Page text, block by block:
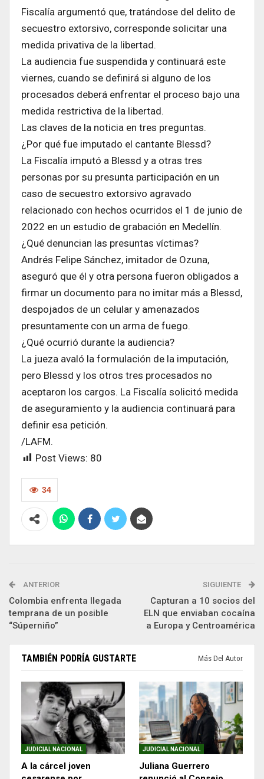
Fiscalía argumentó que, tratándose del delito de
secuestro extorsivo, corresponde solicitar una
medida privativa de la libertad.
La audiencia fue suspendida y continuará este
viernes, cuando se definirá si alguno de los
procesados deberá enfrentar el proceso bajo una
medida restrictiva de la libertad.
Las claves de la noticia en tres preguntas.
¿Por qué fue imputado el cantante Blessd?
La Fiscalía imputó a Blessd y a otras tres
personas por su presunta participación en un
caso de secuestro extorsivo agravado
relacionado con hechos ocurridos el 1 de junio de
2022 en un estudio de grabación en Medellín.
¿Qué denuncian las presuntas víctimas?
Andrés Felipe Sánchez, imitador de Ozuna,
aseguró que él y otra persona fueron obligados a
firmar un documento para no imitar más a Blessd,
despojados de un celular y amenazados
presuntamente con un arma de fuego.
¿Qué ocurrió durante la audiencia?
La jueza avaló la formulación de la imputación,
pero Blessd y los otros tres procesados no
aceptaron los cargos. La Fiscalía solicitó medida
de aseguramiento y la audiencia continuará para
definir esa petición.
/LAFM.
Post Views: 80
34
ANTERIOR
Colombia enfrenta llegada
temprana de un posible
“Súperniño”
SIGUIENTE
Capturan a 10 socios del
ELN que enviaban cocaína
a Europa y Centroamérica
TAMBIÉN PODRÍA GUSTARTE Más Del Autor
JUDICIAL NACIONAL
A la cárcel joven
JUDICIAL NACIONAL
Juliana Guerrero